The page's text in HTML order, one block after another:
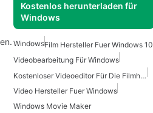
Kostenlos herunterladen für
Windows
WindowsFilm Hersteller Fuer Windows 10
Videobearbeitung Für Windows
Kostenloser Videoeditor Für Die Filmherstellung
Video Hersteller Fuer Windows
Windows Movie Maker